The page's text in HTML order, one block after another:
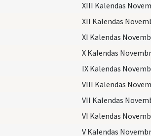
XIII Kalendas
XII Kalendas
XI Kalendas
X Kalendas
IX Kalendas
VIII Kalendas
VII Kalendas
VI Kalendas
V Kalendas